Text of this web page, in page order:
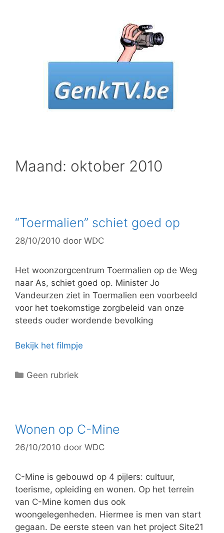
Maand: oktober 2010
“Toermalien” schiet goed op
28/10/2010 door WDC
Het woonzorgcentrum Toermalien op de Weg
naar As, schiet goed op. Minister Jo
Vandeurzen ziet in Toermalien een voorbeeld
voor het toekomstige zorgbeleid van onze
steeds ouder wordende bevolking
Bekijk het filmpje
C
g
r
e
ë
n
Geen rubriek
Wonen op C-Mine
26/10/2010 door WDC
C-Mine is gebouwd op 4 pijlers: cultuur,
toerisme, opleiding en wonen. Op het terrein
van C-Mine komen dus ook
woongelegenheden. Hiermee is men van start
gegaan. De eerste steen van het project Site21